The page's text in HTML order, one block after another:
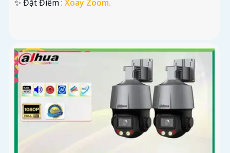
️✨ Đặt Điểm : Xoay Zoom.